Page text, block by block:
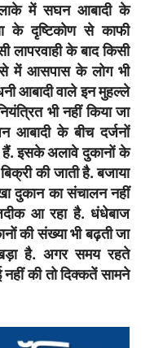
में सघन आबादी के
के दृष्टिकोण से काफी
लापरवाही के बाद किसी
में आसपास के लोग भी
आबादी वाले इन मुहल्ले
भी नहीं किया जा
आबादी के बीच दर्जनों
हैं. इसके अलावे दुकानों के
की जाती है. बजाया
दुकान का संचालन नहीं
आ रहा है. धंधेबाज
की संख्या भी बढ़ती जा
है. अगर समय रहते
नहीं की तो दिक्कतें सामने